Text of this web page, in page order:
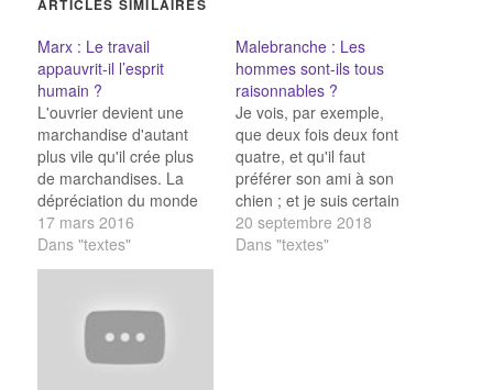
ARTICLES SIMILAIRES
Marx : Le travail
appauvrit-il l’esprit
humain ?
L'ouvrier devient une
marchandise d'autant
plus vile qu'il crée plus
de marchandises. La
dépréciation du monde
des hommes augmente
en raison directe de la
mise en valeur du
travail ne produit pas
que des marchandises ;
il se produit lui-même et
17 mars 2016
Dans "textes"
Malebranche : Les
hommes sont-ils tous
raisonnables ?
Je vois, par exemple,
que deux fois deux font
quatre, et qu'il faut
préférer son ami à son
chien ; et je suis certain
qu'il n'y a point d'homme
au monde qui ne le
20 septembre 2018
Dans "textes"